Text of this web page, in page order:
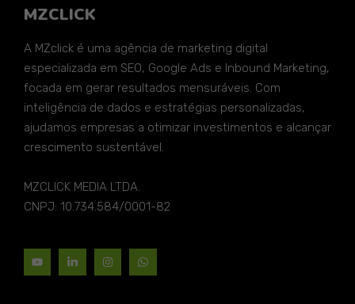
MZCLICK
A MZclick é uma agência de marketing digital
especializada em SEO, Google Ads e Inbound Marketing,
focada em gerar resultados mensuráveis. Com
inteligência de dados e estratégias personalizadas,
ajudamos empresas a otimizar investimentos e alcançar
crescimento sustentável.
MZCLICK MEDIA LTDA.
CNPJ: 10.734.584/0001-82